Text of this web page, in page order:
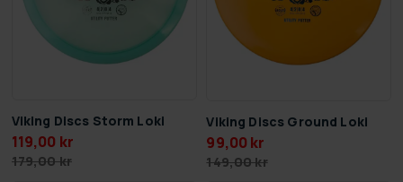
Viking Discs Storm Loki
119,00 kr
179,00 kr
Viking Discs Ground Loki
99,00 kr
149,00 kr